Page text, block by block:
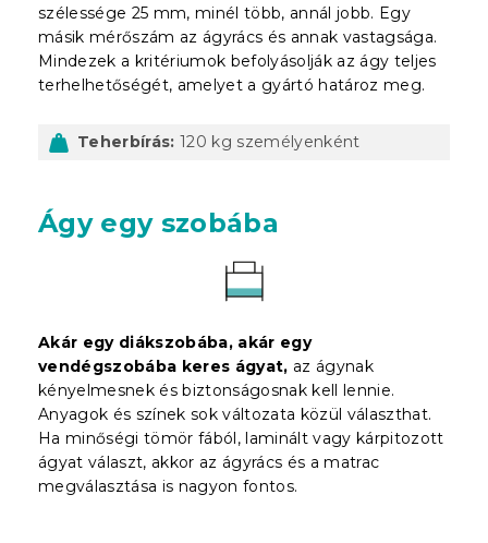
szélessége 25 mm, minél több, annál jobb. Egy
másik mérőszám az ágyrács és annak vastagsága.
Mindezek a kritériumok befolyásolják az ágy teljes
terhelhetőségét, amelyet a gyártó határoz meg.
Teherbírás: 120 kg személyenként
Ágy egy szobába
Akár egy diákszobába, akár egy
vendégszobába keres ágyat, az ágynak
kényelmesnek és biztonságosnak kell lennie.
Anyagok és színek sok változata közül választhat.
Ha minőségi tömör fából, laminált vagy kárpitozott
ágyat választ, akkor az ágyrács és a matrac
megválasztása is nagyon fontos.